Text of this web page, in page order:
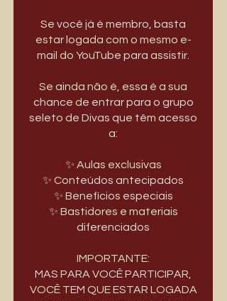
Se você já é membro, basta
estar logada com o mesmo e-
mail do YouTube para assistir.
Se ainda não é, essa é a sua
chance de entrar para o grupo
seleto de Divas que têm acesso
a:
✨ Aulas exclusivas
✨ Conteúdos antecipados
✨ Benefícios especiais
✨ Bastidores e materiais
diferenciados
IMPORTANTE:
MAS PARA VOCÊ PARTICIPAR,
VOCÊ TEM QUE ESTAR LOGADA